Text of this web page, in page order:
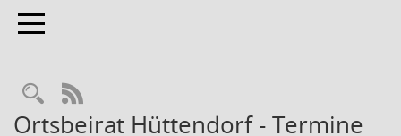
Toggle navigation
Rechercheauswahl
RSS-Feed
Ortsbeirat Hüttendorf - Termine